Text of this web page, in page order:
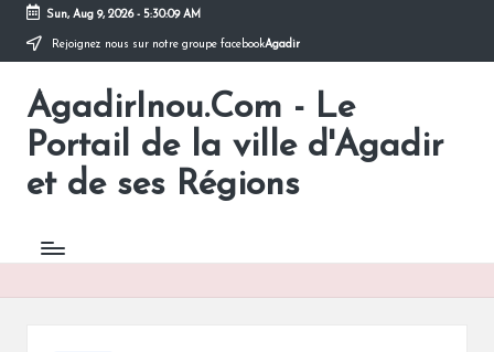
Skip
content
Sun, Aug 9, 2026- 5:30:09 AM
Rejoignez nous sur notre groupe facebookAgadir
AgadirInou.Com - Le
Portail de la ville d'Agadir
et de ses Régions
Toute
l'actualité
ville
en
un